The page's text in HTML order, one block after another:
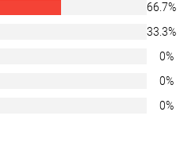
66.7%
33.3%
0%
0%
0%